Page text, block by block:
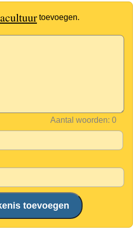
toevoegen.
Aantal woorden: